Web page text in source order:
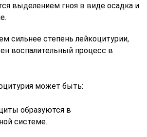
выделением гноя в виде осадка и
сильнее степень лейкоцитурии,
воспалительный процесс в
может быть:
образуются в
системе.